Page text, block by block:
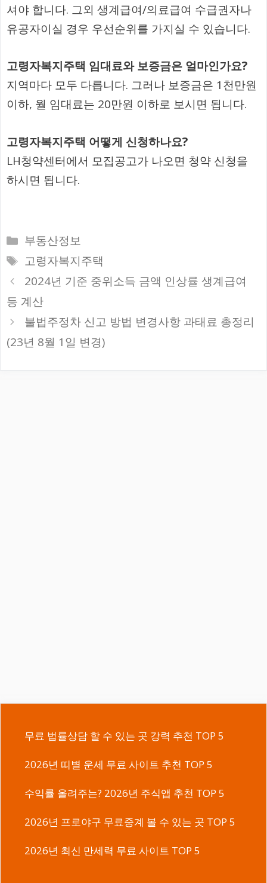
셔야 합니다. 그외 생계급여/의료급여 수급권자나
유공자이실 경우 우선순위를 가지실 수 있습니다.
고령자복지주택 임대료와 보증금은 얼마인가요?
지역마다 모두 다릅니다. 그러나 보증금은 1천만원
이하, 월 임대료는 20만원 이하로 보시면 됩니다.
고령자복지주택 어떻게 신청하나요?
LH청약센터에서 모집공고가 나오면 청약 신청을
하시면 됩니다.
카
테
리
부동산정보
태
그
고령자복지주택
2024년 기준 중위소득 금액 인상률 생계급여
등 계산
불법주정차 신고 방법 변경사항 과태료 총정리
(23년 8월 1일 변경)
무료 법률상담 할 수 있는 곳 강력 추천 TOP 5
2026년 띠별 운세 무료 사이트 추천 TOP 5
수익률 올려주는? 2026년 주식앱 추천 TOP 5
2026년 프로야구 무료중계 볼 수 있는 곳 TOP 5
2026년 최신 만세력 무료 사이트 TOP 5